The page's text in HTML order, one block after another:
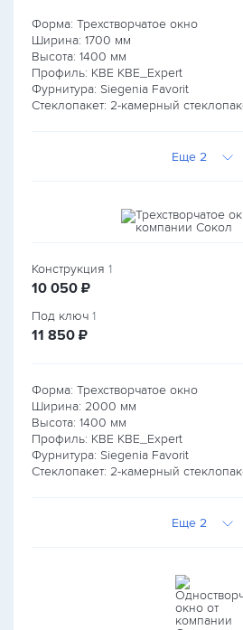
Форма: Трехстворчатое окно
Ширина: 1700 мм
Высота: 1400 мм
Профиль: KBE KBE_Expert
Фурнитура: Siegenia Favorit
Стеклопакет: 2-камерный
Еще 2
Конструкция 1
10 050 руб.
₽
Под ключ 1
11 850 руб.
₽
Форма: Трехстворчатое окно
Ширина: 2000 мм
Высота: 1400 мм
Профиль: KBE KBE_Expert
Фурнитура: Siegenia Favorit
Стеклопакет: 2-камерный
Еще 2